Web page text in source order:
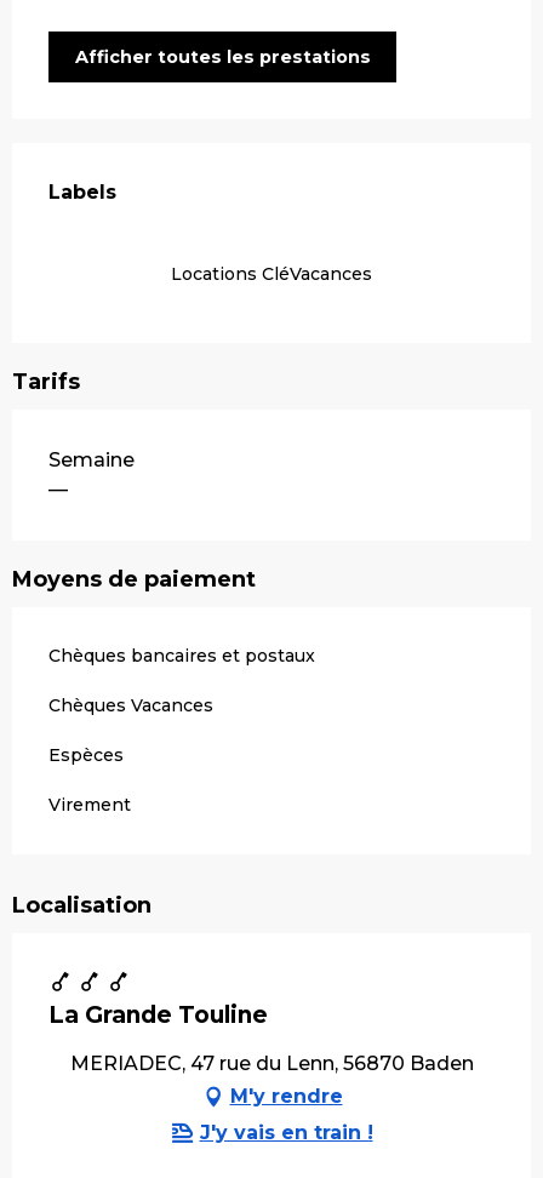
Afficher toutes les prestations
Labels
Labels
Locations CléVacances
Tarifs
Tarifs 2026
Semaine
—
Moyens de paiement
Chèques bancaires et postaux
Chèques Vacances
Espèces
Virement
Localisation
La Grande Touline
MERIADEC, 47 rue du Lenn, 56870 Baden
M'y rendre
J'y vais en train !